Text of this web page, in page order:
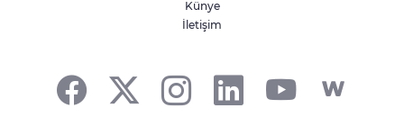
Künye
İletişim